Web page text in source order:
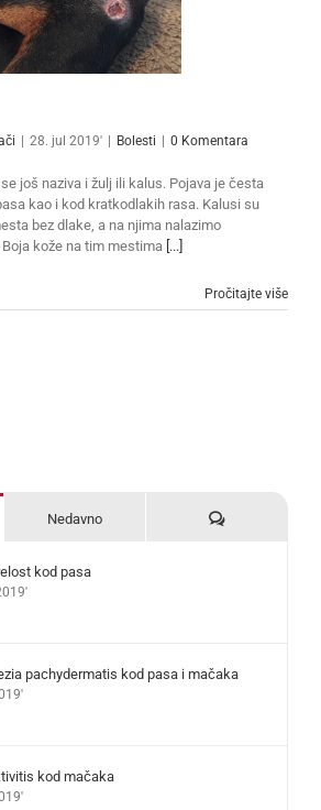
28. jul 2019' Bolesti 0 Komentara
još naziva i žulj ili kalus. Pojava je česta
kao i kod kratkodlakih rasa. Kalusi su
bez dlake, a na njima nalazimo
kože na tim mestima [...]
Pročitajte više
Nedavno Komentari
kod pasa
pachydermatis kod pasa i mačaka
kod mačaka